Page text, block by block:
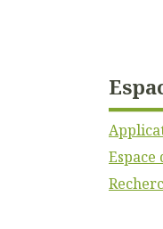
Espace